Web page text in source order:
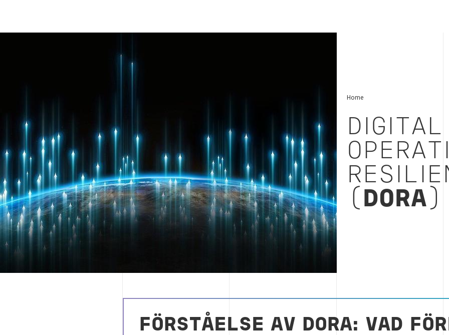
Home
DIGITAL
( DORA )
FÖRSTÅELSE AV DORA: VAD